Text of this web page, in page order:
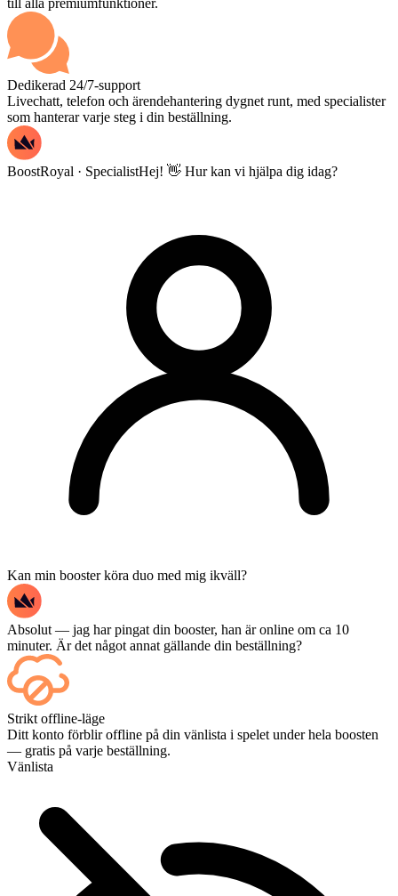
Dedikerad 24/7-support
Livechatt, telefon och ärendehantering dygnet runt, med specialister
som hanterar varje steg i din beställning.
BoostRoyal · SpecialistHej! 👋 Hur kan vi hjälpa dig idag?
Kan min booster köra duo med mig ikväll?
Absolut — jag har pingat din booster, han är online om ca 10
minuter. Är det något annat gällande din beställning?
Japp – varje match visas på din kontrollpanel så fort den är avslutad,
och om du vill se själva matcherna kan du lägga till Streaming i
kassan.
Strikt offline-läge
Ditt konto förblir offline på din vänlista i spelet under hela boosten
— gratis på varje beställning.
Vänlista